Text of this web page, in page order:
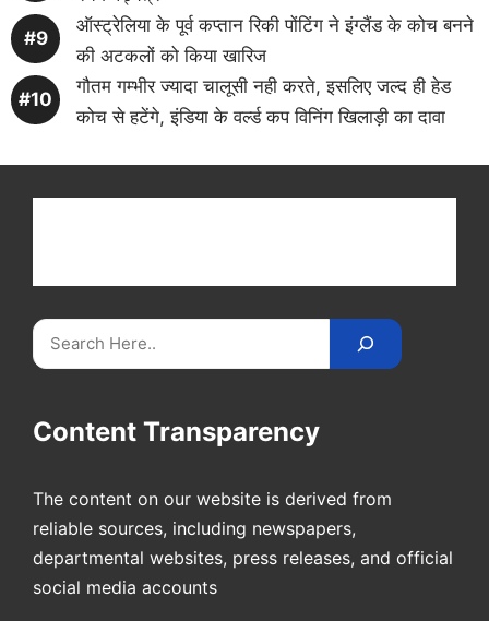
ऑस्ट्रेलिया के पूर्व कप्तान रिकी पोंटिंग ने इंग्लैंड के कोच बनने
की अटकलों को किया खारिज
गौतम गम्भीर ज्यादा चालूसी नही करते, इसलिए जल्द ही हेड
कोच से हटेंगे, इंडिया के वर्ल्ड कप विनिंग खिलाड़ी का दावा
Search
Content Transparency
The content on our website is derived from
reliable sources, including newspapers,
departmental websites, press releases, and official
social media accounts